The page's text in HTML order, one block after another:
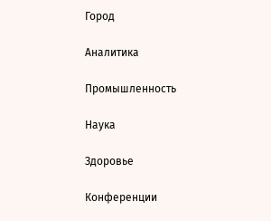
Город
Аналитика
Промышленность
Наука
Здоровье
Конференции